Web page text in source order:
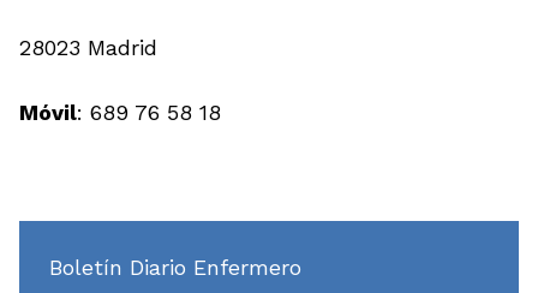
28023 Madrid
Móvil: 689 76 58 18
Boletín Diario Enfermero